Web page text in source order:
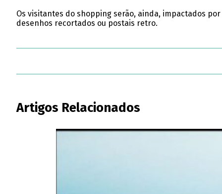
Os visitantes do shopping serão, ainda, impactados
desenhos recortados ou postais retro.
Artigos Relacionados